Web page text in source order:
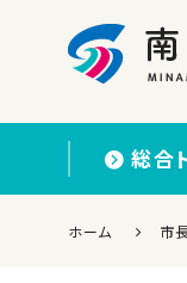
総合
ホーム 市